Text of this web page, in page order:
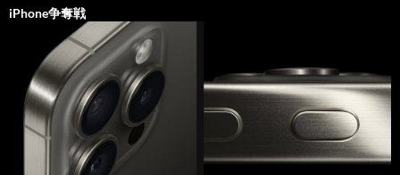
iPhone争奪戦